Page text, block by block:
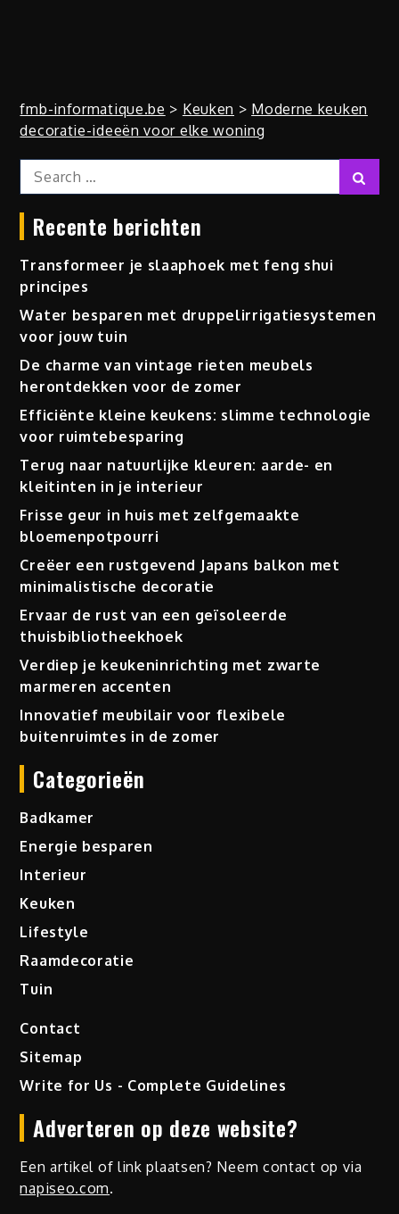
fmb-informatique.be > Keuken > Moderne keuken
decoratie-ideeën voor elke woning
Search
for:
Recente berichten
Transformeer je slaaphoek met feng shui
principes
Water besparen met druppelirrigatiesystemen
voor jouw tuin
De charme van vintage rieten meubels
herontdekken voor de zomer
Efficiënte kleine keukens: slimme technologie
voor ruimtebesparing
Terug naar natuurlijke kleuren: aarde- en
kleitinten in je interieur
Frisse geur in huis met zelfgemaakte
bloemenpotpourri
Creëer een rustgevend Japans balkon met
minimalistische decoratie
Ervaar de rust van een geïsoleerde
thuisbibliotheekhoek
Verdiep je keukeninrichting met zwarte
marmeren accenten
Innovatief meubilair voor flexibele
buitenruimtes in de zomer
Categorieën
Badkamer
Energie besparen
Interieur
Keuken
Lifestyle
Raamdecoratie
Tuin
Contact
Sitemap
Write for Us - Complete Guidelines
Adverteren op deze website?
Een artikel of link plaatsen? Neem contact op via
napiseo.com.